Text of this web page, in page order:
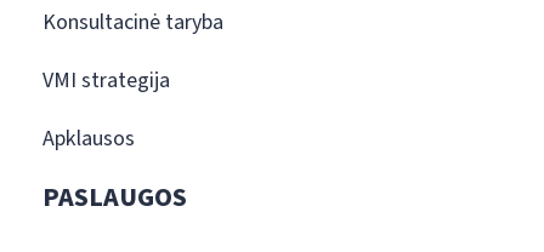
Konsultacinė taryba
VMI strategija
Apklausos
PASLAUGOS